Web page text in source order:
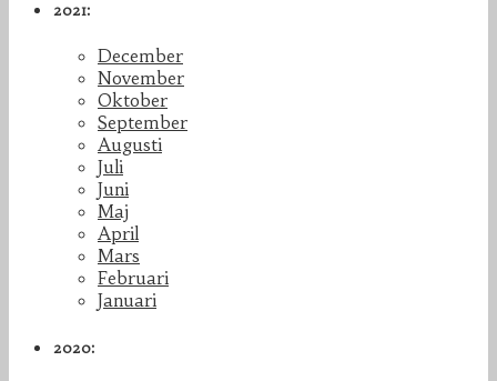
2021:
December
November
Oktober
September
Augusti
Juli
Juni
Maj
April
Mars
Februari
Januari
2020: